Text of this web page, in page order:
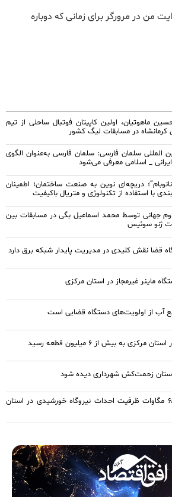
من در مرورگر برای زمانی که دوباره
ماهوتیان، اولین کاپیتان فوتبال ساحلی از تیم
کرمانشاه در مسابقات لیگ کشور
المللی سلمان فارسی: سلمان فارسی به‌عنوان الگوی
_ اسلامی معرفی می‌شود
دریچه‌ای نوین به صنعت ساختمان؛ اطمینان
با استفاده از تکنولوژی و متریال باکیفیت
جهانی توسط محمد اسماعیل بگی در مسابقات بین
ژنو سوئیس
قضا نقش کلیدی در مدیریت پایدار شبکه برق دارد
آب از اولویت‌های دستگاه قضایی است
به بیش از ۶ میلیون قطعه رسید
زحمت‌کش شهرداری دیده شود
شناسایی ۶۸۰۰ مگاوات ظرفیت احداث نیروگاه خورشیدی در استان